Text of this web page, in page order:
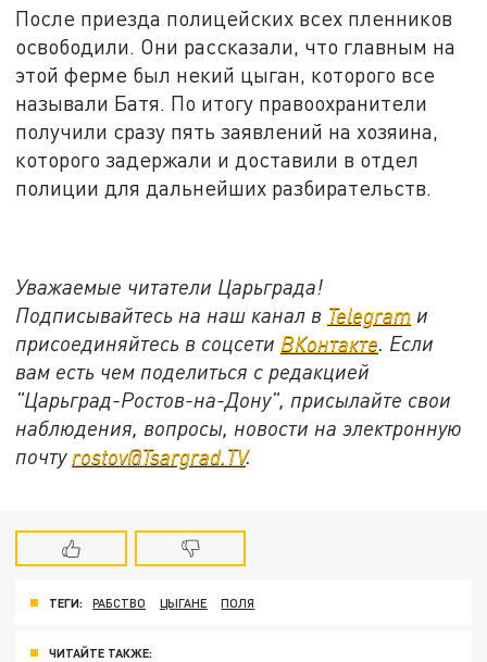
После приезда полицейских всех пленников
освободили. Они рассказали, что главным на
этой ферме был некий цыган, которого все
называли Батя. По итогу правоохранители
получили сразу пять заявлений на хозяина,
которого задержали и доставили в отдел
полиции для дальнейших разбирательств.
Уважаемые читатели Царьграда!
Подписывайтесь на наш канал в Telegram и
присоединяйтесь в соцсети ВКонтакте. Если
вам есть чем поделиться с редакцией
"Царьград-Ростов-на-Дону", присылайте свои
наблюдения, вопросы, новости на электронную
почту rostov@Tsargrad.ТV.
ТЕГИ: РАБСТВО ЦЫГАНЕ ПОЛЯ
ЧИТАЙТЕ ТАКЖЕ: